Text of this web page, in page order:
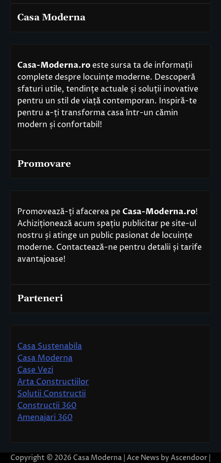
Casa Moderna
Casa-Moderna.roeste sursa ta de informații
complete despre locuințe moderne. Descoperă
sfaturi utile, tendințe actuale și soluții inovative
pentru un stil de viață contemporan. Inspiră-te
pentru a-ți transforma casa într-un cămin
modern și confortabil!
Promovare
Promovează-ți afacerea pe Casa-Moderna.ro!
Achiziționează acum spațiu publicitar pe site-ul
nostru și atinge un public pasionat de locuințe
moderne. Contactează-ne pentru detalii și tarife
avantajoase!
Parteneri
Casa Sustenabila
Casa Moderna
Case Vezi
Arta Constructiilor
Solutii Constructii
Constructii 360
Amenajari 360
Copyright © 2026 Casa Moderna | Ace News by Ascendoor